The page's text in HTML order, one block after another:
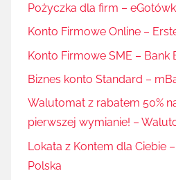
Pożyczka dla firm –
Konto Firmowe Online –
Konto Firmowe SME – Bank
Biznes konto Standard –
Walutomat z rabatem 50%
pierwszej wymianie! –
Lokata z Kontem dla Ciebie
Polska